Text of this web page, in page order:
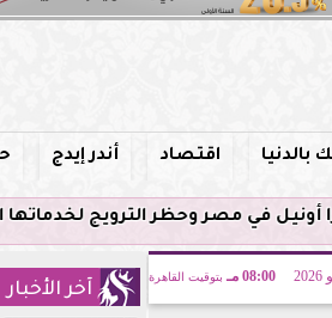
اقتصاد أندر إيدج
زلزال بقوة 5.9 ريختر الترويج لخدماتها الصحية
08:00 مـ بتوقيت القاهرة
آخر الأخبار